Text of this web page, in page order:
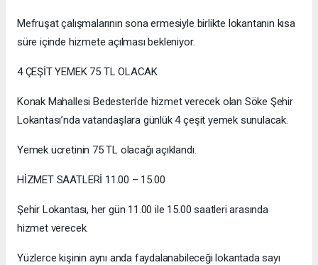
Mefruşat çalışmalarının sona ermesiyle birlikte lokantanın kısa
süre içinde hizmete açılması bekleniyor.
4 ÇEŞİT YEMEK 75 TL OLACAK
Konak Mahallesi Bedesten’de hizmet verecek olan Söke Şehir
Lokantası’nda vatandaşlara günlük 4 çeşit yemek sunulacak.
Yemek ücretinin 75 TL olacağı açıklandı.
HİZMET SAATLERİ 11.00 – 15.00
Şehir Lokantası, her gün 11.00 ile 15.00 saatleri arasında
hizmet verecek.
Yüzlerce kişinin aynı anda faydalanabileceği lokantada sayı